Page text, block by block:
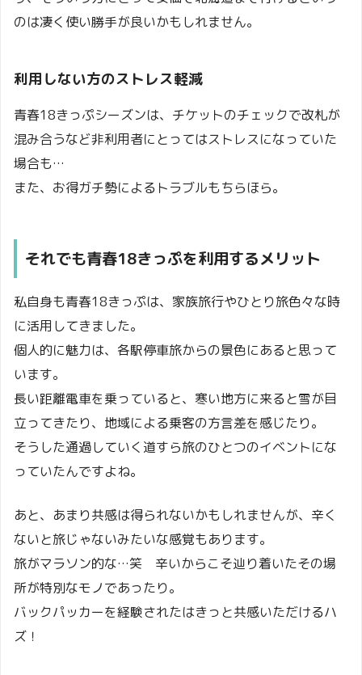
のは凄く使い勝手が良いかもしれません。
利用しない方のストレス軽減
青春18きっぷシーズンは、チケットのチェックで改札が
混み合うなど非利用者にとってはストレスになっていた
場合も…
また、お得ガチ勢によるトラブルもちらほら。
それでも青春18きっぷを利用するメリット
私自身も青春18きっぷは、家族旅行やひとり旅色々な時
に活用してきました。
個人的に魅力は、各駅停車旅からの景色にあると思って
います。
長い距離電車を乗っていると、寒い地方に来ると雪が目
立ってきたり、地域による乗客の方言差を感じたり。
そうした通過していく道すら旅のひとつのイベントにな
っていたんですよね。
あと、あまり共感は得られないかもしれませんが、辛く
ないと旅じゃないみたいな感覚もあります。
旅がマラソン的な…笑 辛いからこそ辿り着いたその場
所が特別なモノであったり。
バックパッカーを経験されたはきっと共感いただけるハ
ズ！